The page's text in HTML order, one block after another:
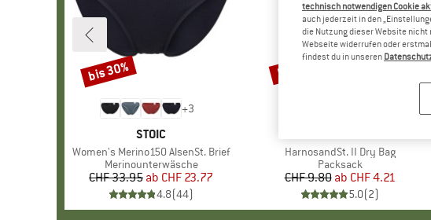
+3
MARKE
STOIC
Artikel
Women's Merino150 AlsenSt. Brief
Produktgruppe
Merinounterwäsche
Preis
CHF 33.95 reduzierter Preis
ab CHF 23.77
4.8(44)
Rabatt
bis 30%
Artikel
HarnosandSt. II Dry Bag
Produktgruppe
Packsack
Preis
CHF 9.80 reduzierter Preis
ab CHF 4.21
5.0(2)
Rabatt
57%
technisch notwendigen Cookie
auch jederzeit in den
die Nutzung dieser Website nicht
Webseite widerrufen oder
findest du in unseren